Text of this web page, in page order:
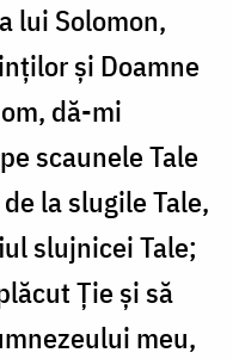
lui Solomon,
și Doamne
dă-mi
scaunele Tale
la slugile Tale,
slujnicei Tale;
Ție și să
meu,